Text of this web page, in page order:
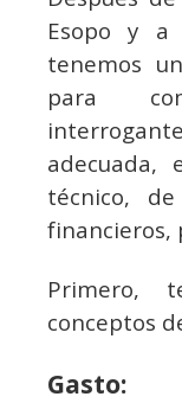
Esopo y
tenemos
para
técnico,
financieros,
Primero,
conceptos
Gasto: